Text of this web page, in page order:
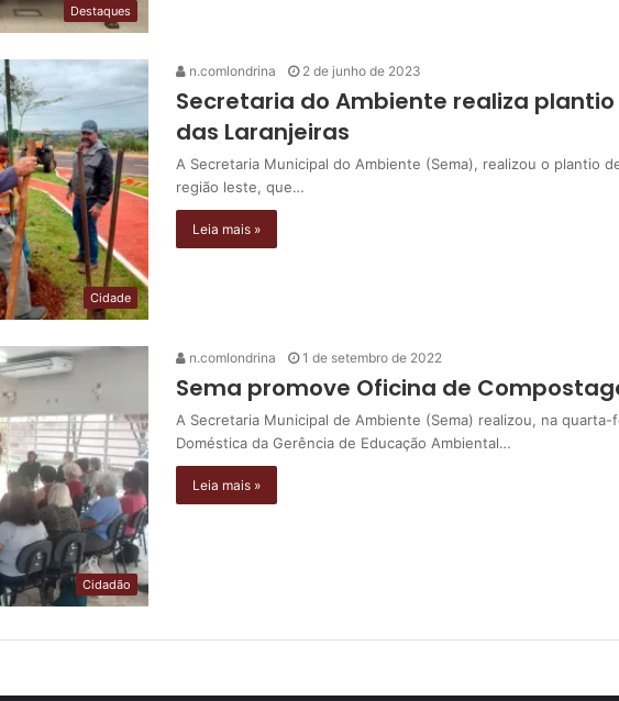
Destaques
Cidade
n.comlondrina 2 de junho de 2023
Secretaria do Ambiente realiza
das Laranjeiras
A Secretaria Municipal do Ambiente (Sema), realizou o plantio
região leste, que…
Leia mais »
Cidadão
n.comlondrina 1 de setembro de 2022
Sema promove Oficina de
A Secretaria Municipal de Ambiente (Sema) realizou, na
Doméstica da Gerência de Educação Ambiental…
Leia mais »